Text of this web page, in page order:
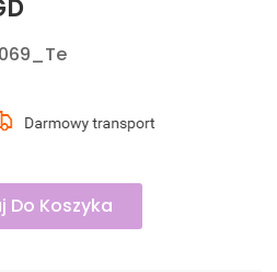
Do Koszyka